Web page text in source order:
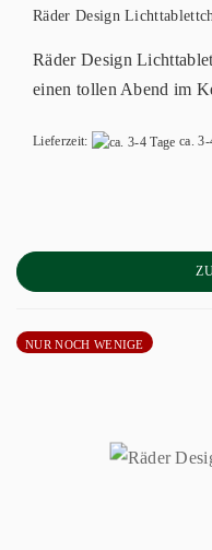
Räder Design
Räder Design
einen tollen Abend im
Lieferzeit: ca. 3-
NUR NOCH WENIGE